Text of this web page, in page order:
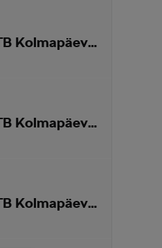
Škoda MTB Kolmapäevak Pirita SKO Motors Spetsiaal
Škoda MTB Kolmapäevak Saku
Škoda MTB Kolmapäevak Ruu